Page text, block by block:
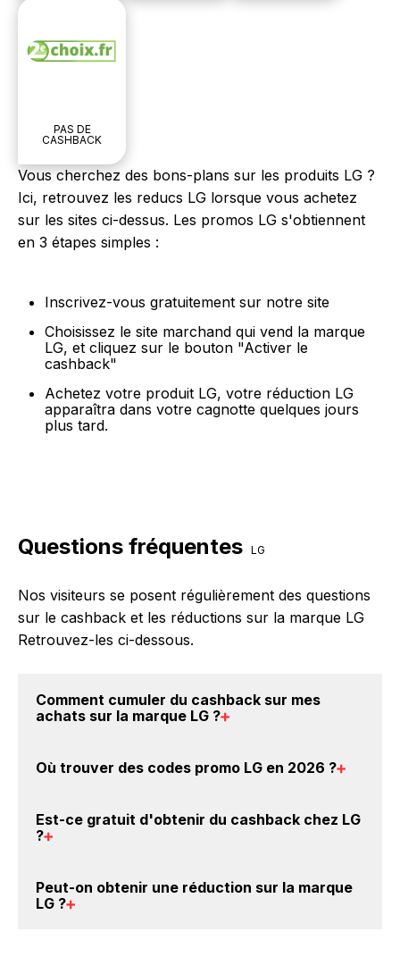
PAS DE
CASHBACK
Vous cherchez des bons-plans sur les produits LG ?
Ici, retrouvez les reducs LG lorsque vous achetez
sur les sites ci-dessus. Les promos LG s'obtiennent
en 3 étapes simples :
Inscrivez-vous gratuitement sur notre site
Choisissez le site marchand qui vend la marque
LG, et cliquez sur le bouton "Activer le
cashback"
Achetez votre produit LG, votre réduction LG
apparaîtra dans votre cagnotte quelques jours
plus tard.
Questions fréquentes LG
Nos visiteurs se posent régulièrement des questions
sur le cashback et les réductions sur la marque LG
Retrouvez-les ci-dessous.
Comment cumuler du cashback sur mes
achats sur la marque LG ?
Créez votre compte sur BackBackBack et cliquez sur
et vous verrez apparaître le cashback dans votre
cagnotte au plus tard 48h après votre achat sur le
Où trouver des codes promo LG en 2026 ?
promo sur les produits LG. Choisissez un site e-
Est-ce gratuit d'obtenir du cashback chez LG
?
compte gratuitement pour cumuler vos réductions
Peut-on obtenir une réduction sur la marque
LG ?